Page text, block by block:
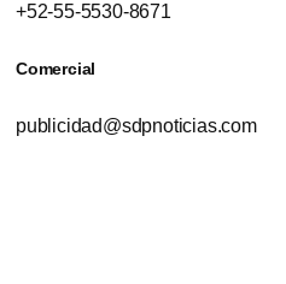
+52-55-5530-8671
Comercial
publicidad@sdpnoticias.com